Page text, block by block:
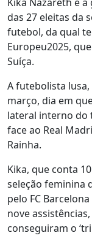
das 27 eleitas da
futebol, da qual
Europeu2025,
Suíça.
A futebolista lusa,
março, dia em
lateral interno do
face ao Real
Rainha.
Kika, que conta
seleção feminina
pelo FC
nove
conseguiram o